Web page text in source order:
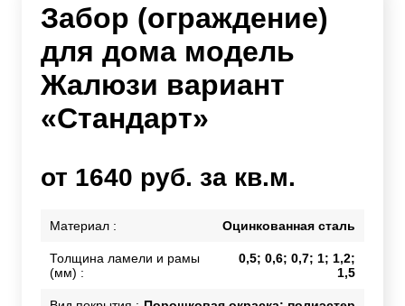
Забор (ограждение)
для дома модель
Жалюзи вариант
«Стандарт»
от 1640 руб. за кв.м.
Материал : Оцинкованная сталь
Толщина ламели и рамы
(мм) :
0,5; 0,6; 0,7; 1; 1,2;
1,5